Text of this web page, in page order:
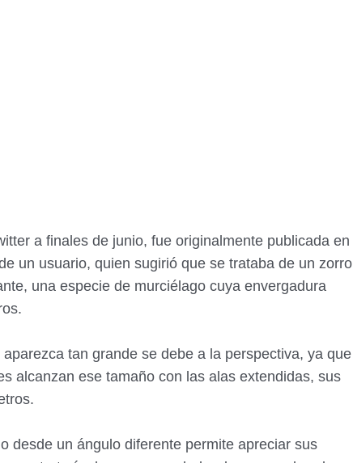
a finales de junio, fue originalmente publicada en
un usuario, quien sugirió que se trataba de un zorro
una especie de murciélago cuya envergadura
tan grande se debe a la perspectiva, ya que
alcanzan ese tamaño con las alas extendidas, sus
desde un ángulo diferente permite apreciar sus